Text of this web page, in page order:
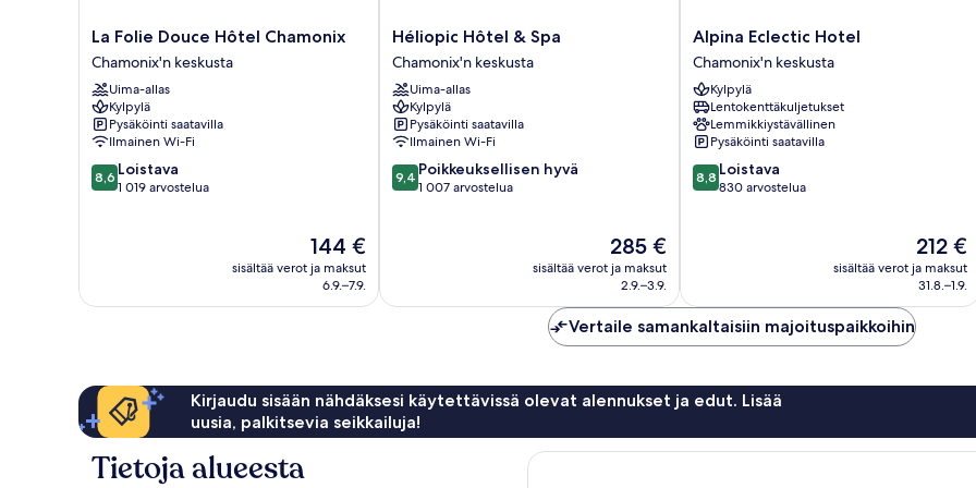
La
Folie
Douce
Hôtel
Chamonix
Chamonix'n
keskusta
La Folie Douce Hôtel Chamonix
Chamonix'n keskusta
Uima-allas
Kylpylä
Pysäköinti saatavilla
Ilmainen Wi-Fi
8.6
kautta
8,6 Loistava
1 019 arvostelua
Hinta
on
144 €
144 €
sisältää verot ja maksut
6.9.–7.9.
Héliopic
Hôtel
&
Spa
Chamonix'n
keskusta
Héliopic Hôtel & Spa
Chamonix'n keskusta
Uima-allas
Kylpylä
Pysäköinti saatavilla
Ilmainen Wi-Fi
9.4
kautta
9,4 Poikkeuksellisen hyvä
1 007 arvostelua
Hinta
on
285 €
285 €
sisältää verot ja maksut
2.9.–3.9.
Alpina
Eclectic
Hotel
Chamonix'n
keskusta
Alpina Eclectic Hotel
Chamonix'n keskusta
Kylpylä
Lentokenttäkuljetukset
Lemmikkiystävällinen
Pysäköinti saatavilla
8.8
kautta
8,8 Loistava
830 arvostelua
Hinta
on
212 €
212 €
sisältää verot ja maksut
31.8.–1.9.
Vertaile samankaltaisiin majoituspaikkoihin
Kirjaudu sisään nähdäksesi käytettävissä olevat alennukset ja edut. Lisää
uusia, palkitsevia seikkailuja!
Tietoja alueesta